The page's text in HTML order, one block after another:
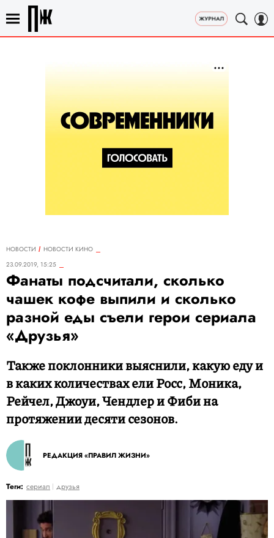
НОВОСТИ
НОВОСТИ КИНО
23.09.2019, 15:25
Фанаты подсчитали, сколько
чашек кофе выпили и сколько
разной еды съели герои сериала
«Друзья»
Также поклонники выяснили, какую еду и
в каких количествах ели Росс, Моника,
Рейчел, Джоуи, Чендлер и Фиби на
протяжении десяти сезонов.
РЕДАКЦИЯ «ПРАВИЛ ЖИЗНИ»
Теги: сериал друзья